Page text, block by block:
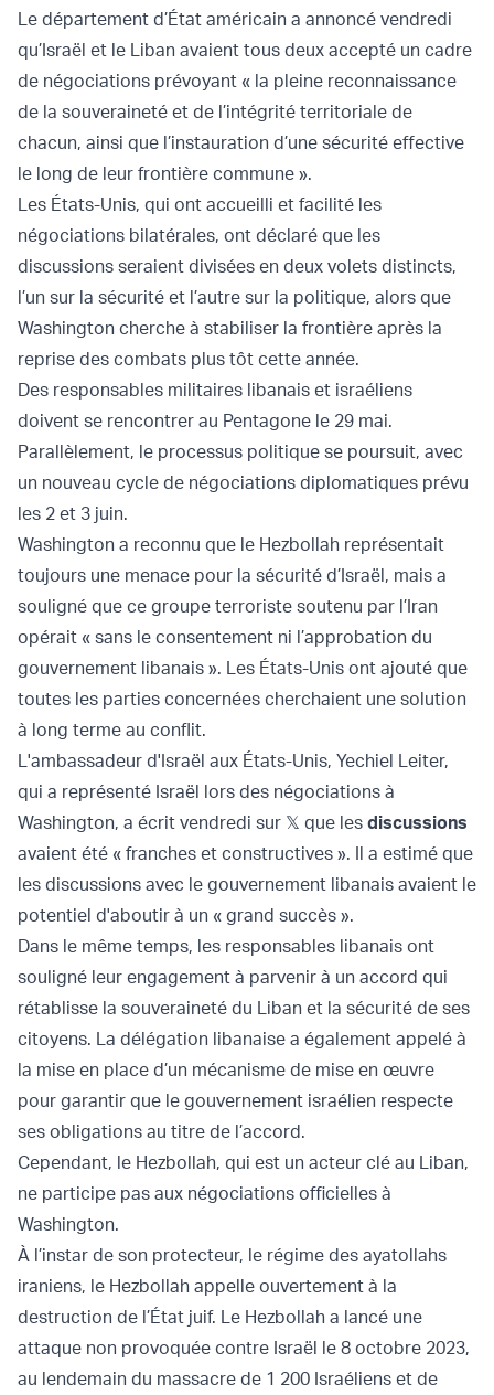
Le département d’État américain a annoncé vendredi
qu’Israël et le Liban avaient tous deux accepté un cadre
de négociations prévoyant « la pleine reconnaissance
de la souveraineté et de l’intégrité territoriale de
chacun, ainsi que l’instauration d’une sécurité effective
le long de leur frontière commune ».
Les États-Unis, qui ont accueilli et facilité les
négociations bilatérales, ont déclaré que les
discussions seraient divisées en deux volets distincts,
l’un sur la sécurité et l’autre sur la politique, alors que
Washington cherche à stabiliser la frontière après la
reprise des combats plus tôt cette année.
Des responsables militaires libanais et israéliens
doivent se rencontrer au Pentagone le 29 mai.
Parallèlement, le processus politique se poursuit, avec
un nouveau cycle de négociations diplomatiques prévu
les 2 et 3 juin.
Washington a reconnu que le Hezbollah représentait
toujours une menace pour la sécurité d’Israël, mais a
souligné que ce groupe terroriste soutenu par l’Iran
opérait « sans le consentement ni l’approbation du
gouvernement libanais ». Les États-Unis ont ajouté que
toutes les parties concernées cherchaient une solution
à long terme au conflit.
L'ambassadeur d'Israël aux États-Unis, Yechiel Leiter,
qui a représenté Israël lors des négociations à
Washington, a écrit vendredi sur 𝕏 que les discussions
avaient été « franches et constructives ». Il a estimé que
les discussions avec le gouvernement libanais avaient le
potentiel d'aboutir à un « grand succès ».
Dans le même temps, les responsables libanais ont
souligné leur engagement à parvenir à un accord qui
rétablisse la souveraineté du Liban et la sécurité de ses
citoyens. La délégation libanaise a également appelé à
la mise en place d’un mécanisme de mise en œuvre
pour garantir que le gouvernement israélien respecte
ses obligations au titre de l’accord.
Cependant, le Hezbollah, qui est un acteur clé au Liban,
ne participe pas aux négociations officielles à
Washington.
À l’instar de son protecteur, le régime des ayatollahs
iraniens, le Hezbollah appelle ouvertement à la
destruction de l’État juif. Le Hezbollah a lancé une
attaque non provoquée contre Israël le 8 octobre 2023,
au lendemain du massacre de 1 200 Israéliens et de